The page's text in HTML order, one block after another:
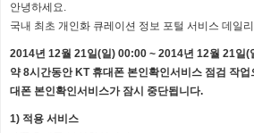
안녕하세요.
국내 최초 개인화 큐레이션 정보 포털 서비스 데일
2014년 12월 21일(일) 00:00 ~ 2014년 12월 21일(
약 8시간동안 KT 휴대폰 본인확인서비스 점검 작
대폰 본인확인서비스가 잠시 중단됩니다.
1) 적용 서비스